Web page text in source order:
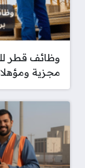
وظائف قطر
مجزية